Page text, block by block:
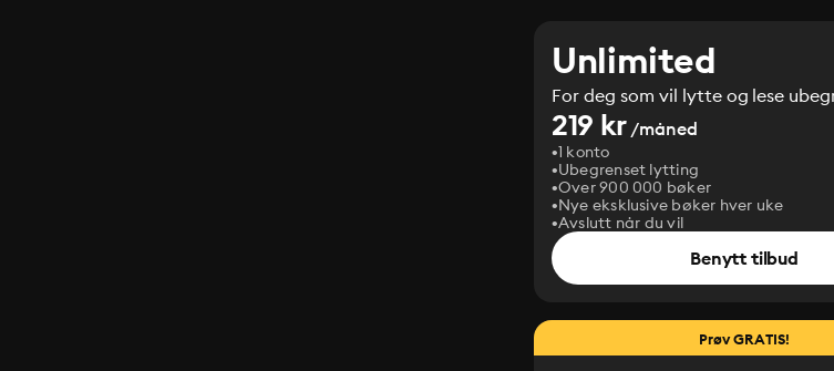
Unlimited
For deg som vil lytte og lese
219 kr/måned
1 konto
Ubegrenset lytting
Over 900 000 bøker
Nye eksklusive bøker hver uke
Avslutt når du vil
Benytt tilbud
Prøv GRATIS!